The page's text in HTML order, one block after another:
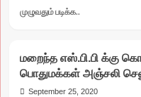
திறப்பு
முழுவதும் படிக்க..
என்னத்த
சொல்ல…?
“மறைந்த
எஸ்.பி.பி.க்கு
மறைந்த எஸ்.பி.பி க்கு
பொதுமக்கள் அஞ்சலி
September 25, 2020